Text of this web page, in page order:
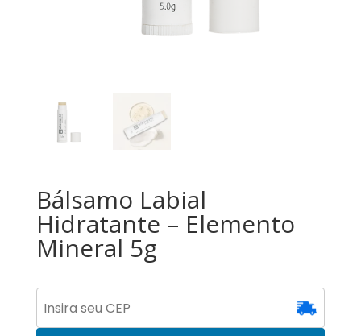
Bálsamo Labial
Hidratante – Elemento
Mineral 5g